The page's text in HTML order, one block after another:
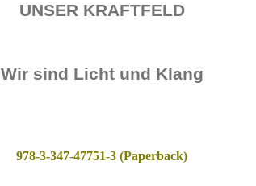
UNSER KRAFTFELD
Wir sind Licht und Klang
978-3-347-47751-3 (Paperback)